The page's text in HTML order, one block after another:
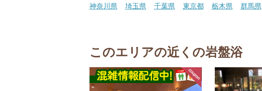
神奈川県 埼玉県 千葉県 東京都 栃木県 群馬県
このエリアの近くの岩盤浴